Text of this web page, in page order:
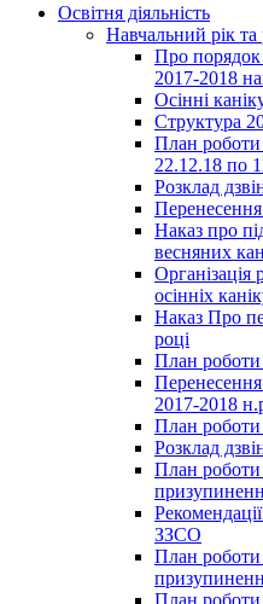
Освітня діяльність
Навчальний рік
Про порядок
2017-2018
Осінні
Структура
План
22.12.18 по
Розклад
Наказ про
весняних
Організація
осінніх
Наказ Про
році
План роботи
Перенесення
2017-2018
План роботи
Розклад
План роботи
ЗЗСО
План роботи
План роботи